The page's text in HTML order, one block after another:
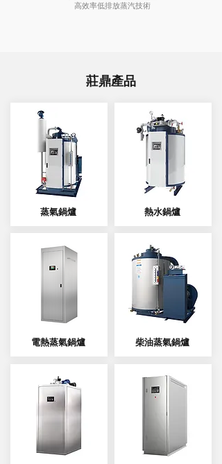
高效率低排放蒸汽技術
莊鼎產品
​蒸氣鍋爐
電熱蒸氣鍋爐
熱水鍋爐
​柴油蒸氣鍋爐